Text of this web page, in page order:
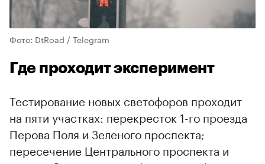
Фото: DtRoad / Telegram
Где проходит эксперимент
Тестирование новых светофоров проходит
на пяти участках: перекресток 1-го проезда
Перова Поля и Зеленого проспекта;
пересечение Центрального проспекта и